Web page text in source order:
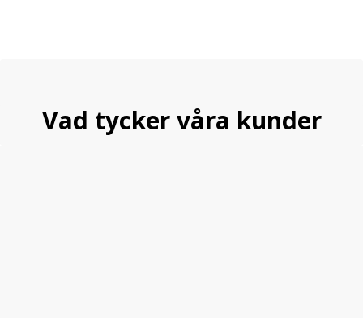
Vad tycker våra kunder